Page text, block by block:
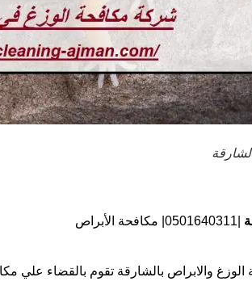
والابراص بالشارقة تقوم بالقضاء علي